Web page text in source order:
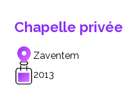
Chapelle privée
Zaventem
2013